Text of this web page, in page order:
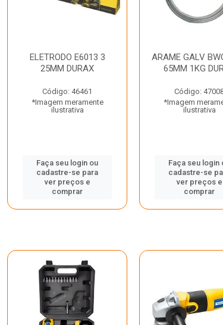
ELETRODO E6013 3
25MM DURAX
Código: 46461
*Imagem meramente
ilustrativa
Faça seu login ou
cadastre-se para
ver preços e
comprar
ARAME GALV
65MM 1KG
Código:
*Imagem
ilustrativa
Faça seu login
cadastre-se
ver preços e
comprar